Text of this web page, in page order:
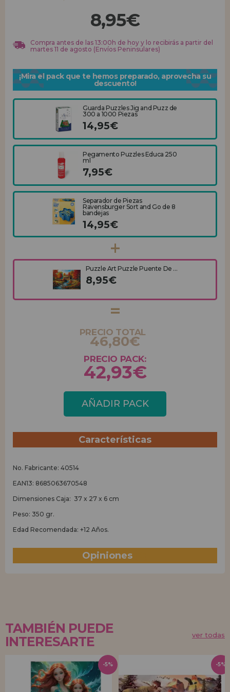
REGISTRO DISTRIBUIDOR
8,95€
Compra antes de las 13:00h de hoy y lo recibirás a partir del
martes 11 de agosto (Envíos Peninsulares)
¡Mira el pack que te hemos preparado, aprovecha su
descuento!
Guarda Puzzles Jig and Puzz de
300 a 1000 Piezas
14,95€
Pegamento Puzzles Educa 250
ml
7,95€
Separador de Piezas
Ravensburger Sort and Go de 8
bandejas
14,95€
Puzzle Art Puzzle Puente De ...
8,95€
PRECIO TOTAL
46,80€
PRECIO PACK:
42,93€
AÑADIR PACK
Características
No. Fabricante: 40514
EAN13: 8685063670548
Dimensiones Caja: 37 x 27 x 6 cm
Peso: 350 gr.
Edad Recomendada: +12 Años.
Opiniones
TAMBIÉN PUEDE
INTERESARTE
ver todas
-5% -5%